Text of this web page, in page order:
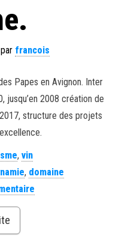
par francois
Papes en Avignon. Inter
jusqu’en 2008 création de
structure des projets
, vin
, domaine